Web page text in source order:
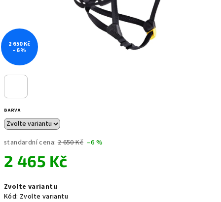
BARVA
standardní cena: 2 650 Kč –6 %
2 465 Kč
cena:
Zvolte variantu
Kód: Zvolte variantu
2 650 Kč
–6 %